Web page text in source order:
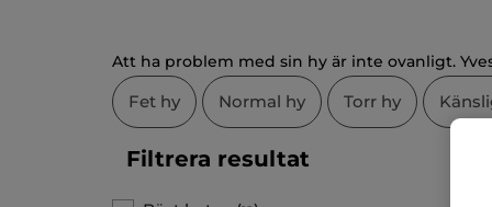
Att ha problem med sin hy är inte ovanligt.
Fet hy Normal hy Torr hy
Filtrera resultat